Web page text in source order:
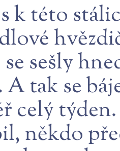
k této
se sešly
A tak se
celý
někdo